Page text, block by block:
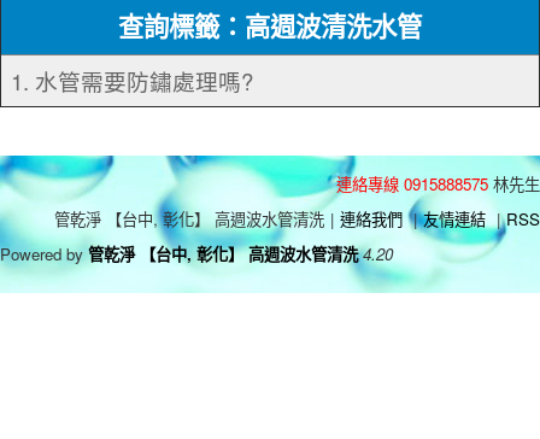
查詢標籤：高週波清洗水管
1. 水管需要防鏽處理嗎?
連絡專線 0915888575 林先生
管乾淨 【台中, 彰化】 高週波水管清洗 | 連絡我們 | 友情連結 | RSS
Powered by 管乾淨 【台中, 彰化】 高週波水管清洗 4.20